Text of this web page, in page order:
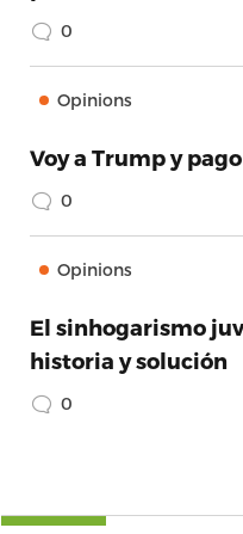
0
Opinions
Voy a Trump y
0
Opinions
El sinhogarismo
historia y solución
0